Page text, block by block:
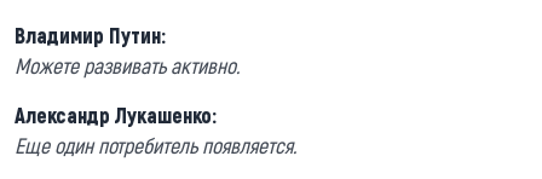
Владимир Путин:
Можете развивать активно.
Александр Лукашенко:
Еще один потребитель появляется.